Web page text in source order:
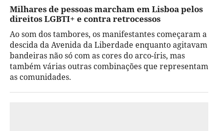
Milhares de pessoas marcham em Lisboa pelos
direitos LGBTI+ e contra retrocessos
Ao som dos tambores, os manifestantes começaram a
descida da Avenida da Liberdade enquanto agitavam
bandeiras não só com as cores do arco-íris, mas
também várias outras combinações que representam
as comunidades.